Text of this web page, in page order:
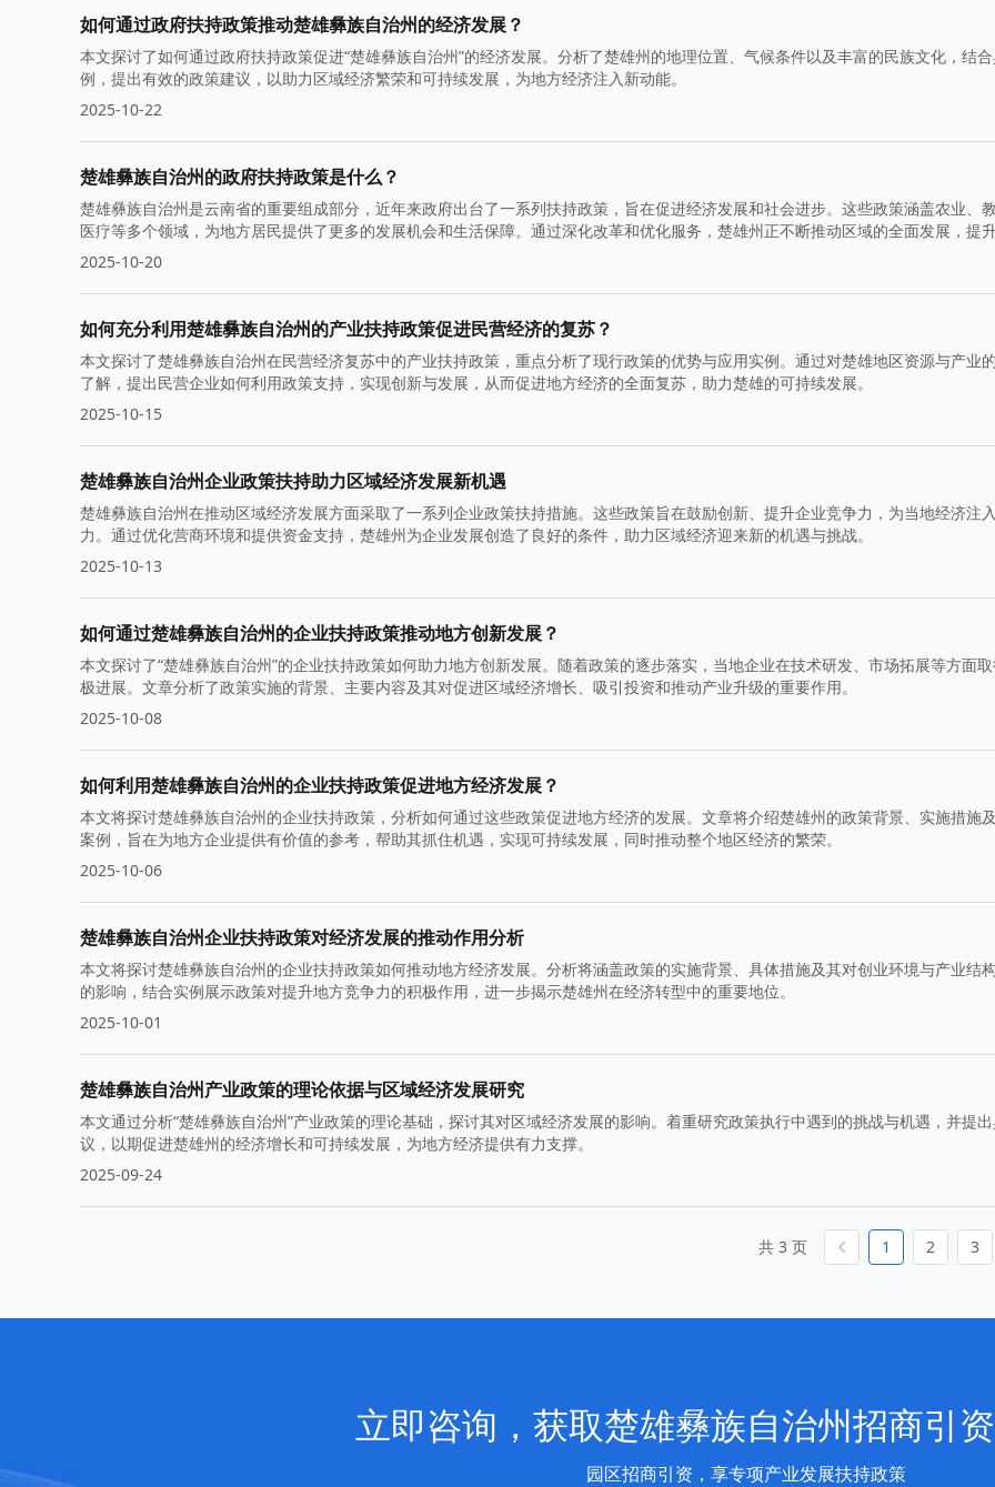
如何通过政府扶持政策推动楚雄彝族自治州的经济发展？
本文探讨了如何通过政府扶持政策促进“楚雄彝族自治州”的经济发展。分析了楚雄州的地理位置、气候条件以及丰富的民族文化，结
例，提出有效的政策建议，以助力区域经济繁荣和可持续发展，为地方经济注入新动能。
2025-10-22
楚雄彝族自治州的政府扶持政策是什么？
楚雄彝族自治州是云南省的重要组成部分，近年来政府出台了一系列扶持政策，旨在促进经济发展和社会进步。这些政策涵盖农业、教
医疗等多个领域，为地方居民提供了更多的发展机会和生活保障。通过深化改革和优化服务，楚雄州正不断推动区域的全面发展，提
的幸福感与获得感。
2025-10-20
如何充分利用楚雄彝族自治州的产业扶持政策促进民营经济的复苏？
本文探讨了楚雄彝族自治州在民营经济复苏中的产业扶持政策，重点分析了现行政策的优势与应用实例。通过对楚雄地区资源与产业
了解，提出民营企业如何利用政策支持，实现创新与发展，从而促进地方经济的全面复苏，助力楚雄的可持续发展。
2025-10-15
楚雄彝族自治州企业政策扶持助力区域经济发展新机遇
楚雄彝族自治州在推动区域经济发展方面采取了一系列企业政策扶持措施。这些政策旨在鼓励创新、提升企业竞争力，为当地经济注
力。通过优化营商环境和提供资金支持，楚雄州为企业发展创造了良好的条件，助力区域经济迎来新的机遇与挑战。
2025-10-13
如何通过楚雄彝族自治州的企业扶持政策推动地方创新发展？
本文探讨了“楚雄彝族自治州”的企业扶持政策如何助力地方创新发展。随着政策的逐步落实，当地企业在技术研发、市场拓展等方面
极进展。文章分析了政策实施的背景、主要内容及其对促进区域经济增长、吸引投资和推动产业升级的重要作用。
2025-10-08
如何利用楚雄彝族自治州的企业扶持政策促进地方经济发展？
本文将探讨楚雄彝族自治州的企业扶持政策，分析如何通过这些政策促进地方经济的发展。文章将介绍楚雄州的政策背景、实施措施
案例，旨在为地方企业提供有价值的参考，帮助其抓住机遇，实现可持续发展，同时推动整个地区经济的繁荣。
2025-10-06
楚雄彝族自治州企业扶持政策对经济发展的推动作用分析
本文将探讨楚雄彝族自治州的企业扶持政策如何推动地方经济发展。分析将涵盖政策的实施背景、具体措施及其对创业环境与产业结
的影响，结合实例展示政策对提升地方竞争力的积极作用，进一步揭示楚雄州在经济转型中的重要地位。
2025-10-01
楚雄彝族自治州产业政策的理论依据与区域经济发展研究
本文通过分析“楚雄彝族自治州”产业政策的理论基础，探讨其对区域经济发展的影响。着重研究政策执行中遇到的挑战与机遇，并提
议，以期促进楚雄州的经济增长和可持续发展，为地方经济提供有力支撑。
2025-09-24
共 3 页 1 2 3
立即咨询，获取楚雄彝族自治州招商引
园区招商引资，享专项产业发展扶持政策